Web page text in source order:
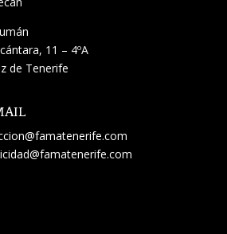
11 – 4ºA
de Tenerife